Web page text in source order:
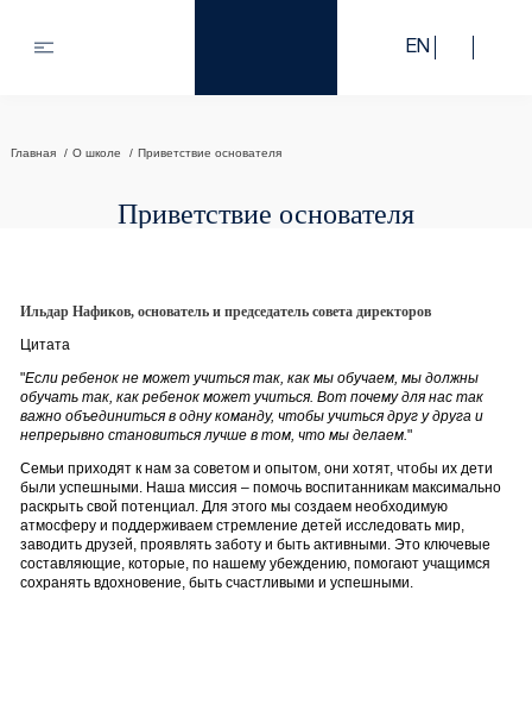
EN
Главная О школе Приветствие основателя
Приветствие основателя
Ильдар Нафиков, основатель и председатель совета директоров
Цитата
"Если ребенок не может учиться так, как мы обучаем, мы должны
обучать так, как ребенок может учиться. Вот почему для нас так
важно объединиться в одну команду, чтобы учиться друг у друга и
непрерывно становиться лучше в том, что мы делаем."
Семьи приходят к нам за советом и опытом, они хотят, чтобы их дети
были успешными. Наша миссия – помочь воспитанникам максимально
раскрыть свой потенциал. Для этого мы создаем необходимую
атмосферу и поддерживаем стремление детей исследовать мир,
заводить друзей, проявлять заботу и быть активными. Это ключевые
составляющие, которые, по нашему убеждению, помогают учащимся
сохранять вдохновение, быть счастливыми и успешными.